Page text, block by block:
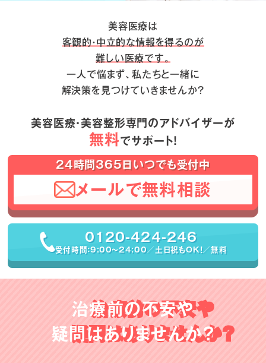
美容医療は
客観的・中立的な情報を得るのが
難しい医療です。
一人で悩まず、私たちと一緒に
解決策を見つけていきませんか？
美容医療・美容整形専門のアドバイザーが
無料でサポート！
24時間365日いつでも受付中
メールで無料相談
0120-424-246
受付時間：9:00〜24:00／土日祝もOK！／無料
治療前の不安や
疑問はありませんか？